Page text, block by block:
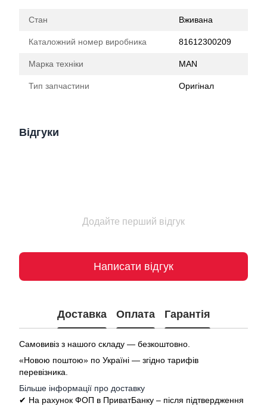
Стан Вживана
Каталожний номер виробника 81612300209
Марка техніки MAN
Тип запчастини Оригінал
Відгуки
Додайте перший відгук
Написати відгук
Доставка Оплата Гарантія
Самовивіз з нашого складу — безкоштовно.
«Новою поштою» по Україні — згідно тарифів
перевізника.
Більше інформації про доставку
✔ На рахунок ФОП в ПриватБанку – після підтвердження